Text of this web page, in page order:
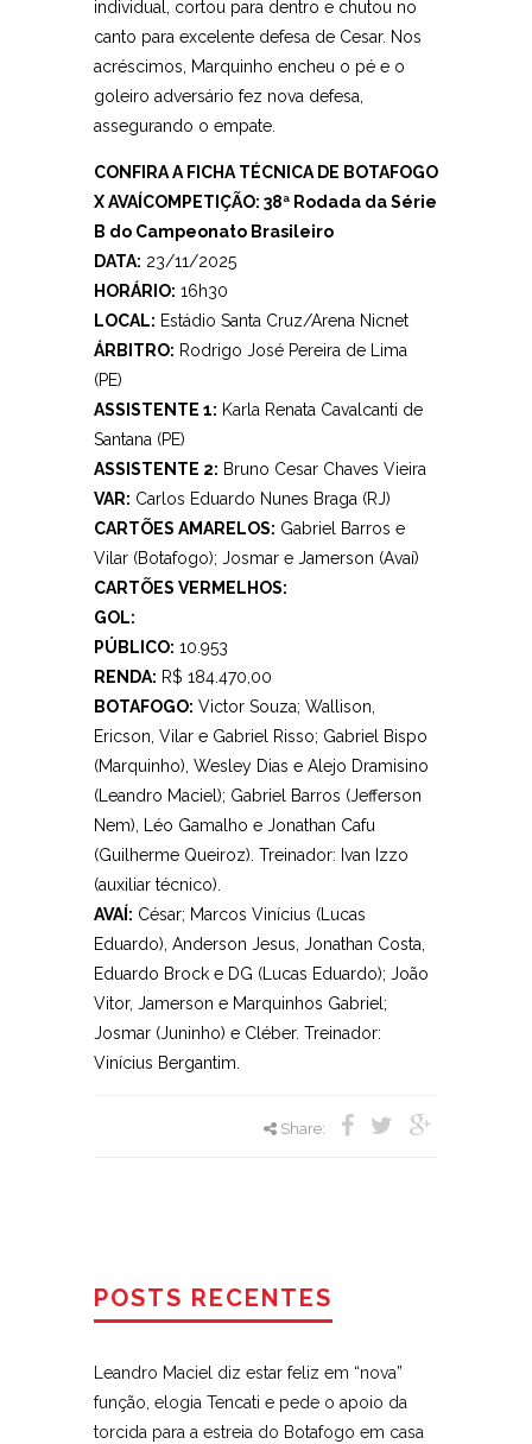
individual, cortou para dentro e chutou no
canto para excelente defesa de Cesar. Nos
acréscimos, Marquinho encheu o pé e o
goleiro adversário fez nova defesa,
assegurando o empate.
CONFIRA A FICHA TÉCNICA DE BOTAFOGO
X AVAÍCOMPETIÇÃO: 38ª Rodada da Série
B do Campeonato Brasileiro
DATA: 23/11/2025
HORÁRIO: 16h30
LOCAL: Estádio Santa Cruz/Arena Nicnet
ÁRBITRO: Rodrigo José Pereira de Lima
(PE)
ASSISTENTE 1: Karla Renata Cavalcanti de
Santana (PE)
ASSISTENTE 2: Bruno Cesar Chaves Vieira
VAR: Carlos Eduardo Nunes Braga (RJ)
CARTÕES AMARELOS: Gabriel Barros e
Vilar (Botafogo); Josmar e Jamerson (Avaí)
CARTÕES VERMELHOS:
GOL:
PÚBLICO: 10.953
RENDA: R$ 184.470,00
BOTAFOGO: Victor Souza; Wallison,
Ericson, Vilar e Gabriel Risso; Gabriel Bispo
(Marquinho), Wesley Dias e Alejo Dramisino
(Leandro Maciel); Gabriel Barros (Jefferson
Nem), Léo Gamalho e Jonathan Cafu
(Guilherme Queiroz). Treinador: Ivan Izzo
(auxiliar técnico).
AVAÍ: César; Marcos Vinícius (Lucas
Eduardo), Anderson Jesus, Jonathan Costa,
Eduardo Brock e DG (Lucas Eduardo); João
Vitor, Jamerson e Marquinhos Gabriel;
Josmar (Juninho) e Cléber. Treinador:
Vinícius Bergantim.
Share:
POSTS RECENTES
Leandro Maciel diz estar feliz em “nova”
função, elogia Tencati e pede o apoio da
torcida para a estreia do Botafogo em casa